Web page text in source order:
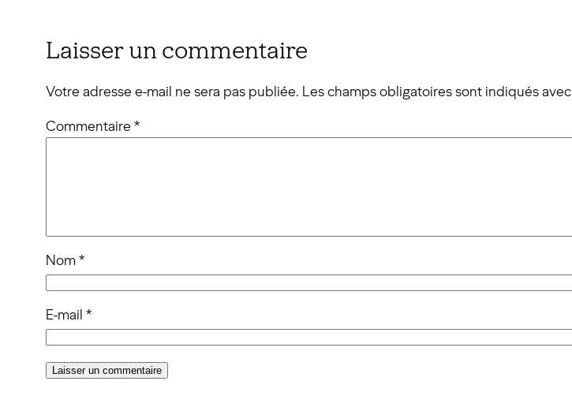
Laisser un commentaire
Votre adresse e-mail ne sera pas publiée. Les champs obligatoires sont indiqués avec
Commentaire *
Nom *
E-mail *